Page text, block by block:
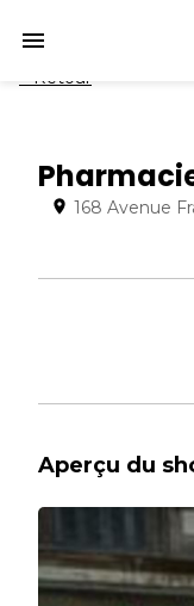
Retour
168 Avenue
Aperçu du